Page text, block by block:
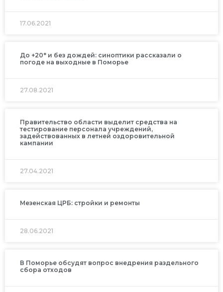
17.06.2021
До +20° и без дождей: синоптики рассказали о
погоде на выходные в Поморье
27.08.2021
Правительство области выделит средства на
тестирование персонала учреждений,
задействованных в летней оздоровительной
кампании
27.04.2021
Мезенская ЦРБ: стройки и ремонты
28.06.2021
В Поморье обсудят вопрос внедрения раздельного
сбора отходов